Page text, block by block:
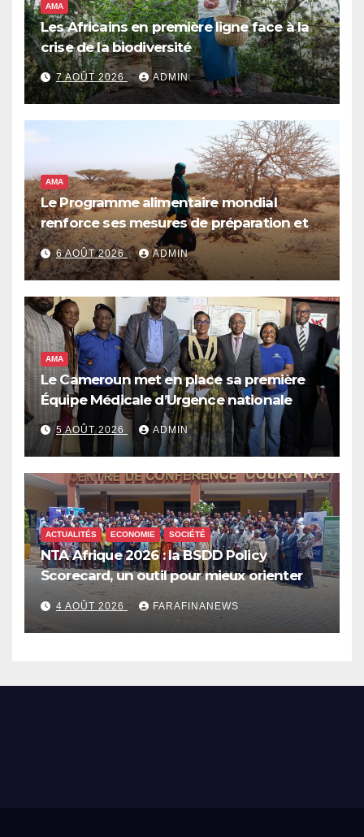
AMA
Les Africains en première ligne face à la
crise de la biodiversité
7 AOÛT 2026 ADMIN
AMA
Le Programme alimentaire mondial
renforce ses mesures de préparation et
de réponse face à la menace d’El Niño,
qui pourrait plonger des dizaines de
millions de personnes dans l’insécurité
alimentaire aiguë
6 AOÛT 2026 ADMIN
AMA
Le Cameroun met en place sa première
Équipe Médicale d’Urgence nationale
5 AOÛT 2026 ADMIN
ACTUALITÉS ECONOMIE SOCIÉTÉ
NTA Afrique 2026 : la BSDD Policy
Scorecard, un outil pour mieux orienter
les dépenses publiques
4 AOÛT 2026 FARAFINANEWS